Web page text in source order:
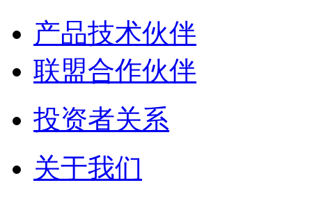
产品技术伙伴
联盟合作伙伴
投资者关系
关于我们